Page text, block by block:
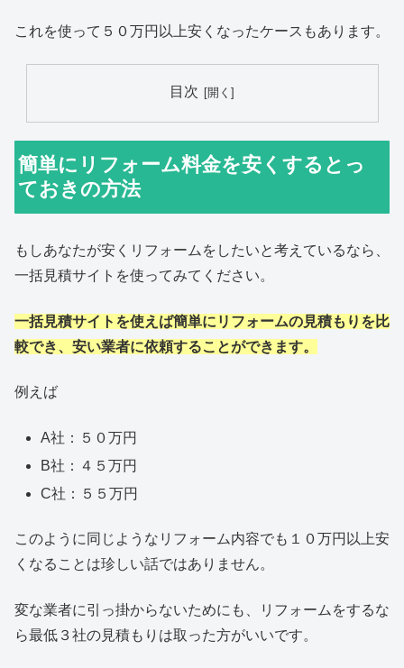
これを使って５０万円以上安くなったケースもあります。
目次
簡単にリフォーム料金を安くするとっ
ておきの方法
もしあなたが安くリフォームをしたいと考えているなら、
一括見積サイトを使ってみてください。
一括見積サイトを使えば簡単にリフォームの見積もりを比
較でき、安い業者に依頼することができます。
例えば
A社：５０万円
B社：４５万円
C社：５５万円
このように同じようなリフォーム内容でも１０万円以上安
くなることは珍しい話ではありません。
変な業者に引っ掛からないためにも、リフォームをするな
ら最低３社の見積もりは取った方がいいです。